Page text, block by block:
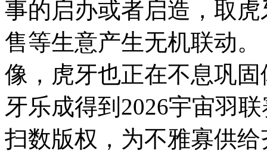
事的启办或者启造，取
售等生意产生无机联
像，虎牙也正在不息巩
牙乐成得到2026宇宙羽
扫数版权，为不雅寡供